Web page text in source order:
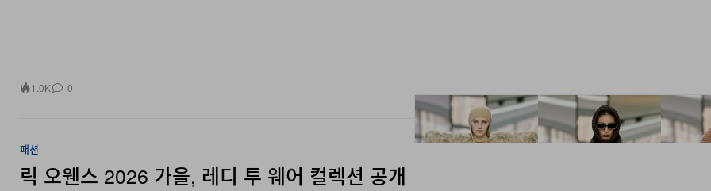
릭 오웬스 2026 가을, 레디 투 웨어 컬렉션 공개
릭의 행성에 오신 것을 환영합니다.